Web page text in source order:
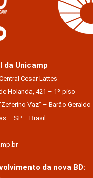
da Unicamp
Cesar Lattes
Holanda, 421 – 1º piso
Vaz” – Barão Geraldo
– SP – Brasil
da nova BD: